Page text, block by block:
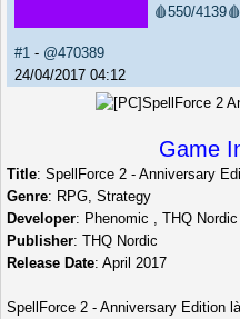
🩸550/4139🩸
#1 - @470389
24/04/2017 04:12
Game
Title: SpellForce 2 - Anniversary
Genre: RPG, Strategy
Developer: Phenomic , THQ Nordic
Publisher: THQ Nordic
Release Date: April 2017
SpellForce 2 - Anniversary Edition